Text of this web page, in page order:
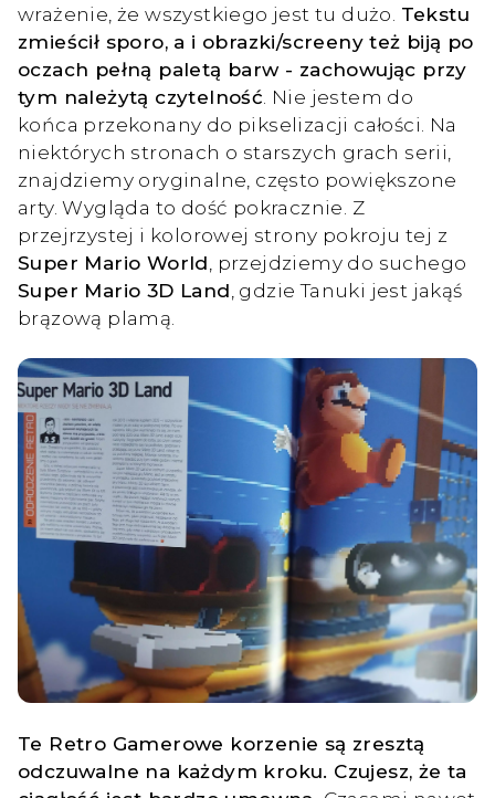
wrażenie, że wszystkiego jest tu dużo. Tekstu
zmieścił sporo, a i obrazki/screeny też biją po
oczach pełną paletą barw - zachowując przy
tym należytą czytelność . Nie jestem do
końca przekonany do pikselizacji całości. Na
niektórych stronach o starszych grach serii,
znajdziemy oryginalne, często powiększone
arty. Wygląda to dość pokracznie. Z
przejrzystej i kolorowej strony pokroju tej z
Super Mario World , przejdziemy do suchego
Super Mario 3D Land , gdzie Tanuki jest jakąś
brązową plamą.
Te Retro Gamerowe korzenie są zresztą
odczuwalne na każdym kroku. Czujesz, że ta